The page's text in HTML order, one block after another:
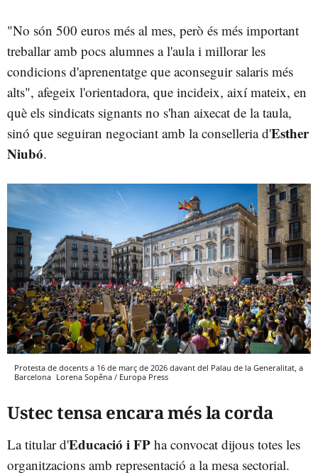
"No són 500 euros més al mes, però és més important
treballar amb pocs alumnes a l'aula i millorar les
condicions d'aprenentatge que aconseguir salaris més
alts", afegeix l'orientadora, que incideix, així mateix, en
què els sindicats signants no s'han aixecat de la taula,
sinó que seguiran negociant amb la conselleria d'Esther
Niubó.
Protesta de docents a 16 de març de 2026 davant del Palau de la Generalitat, a
Barcelona Lorena Sopêna / Europa Press
Ustec tensa encara més la corda
La titular d'Educació i FP ha convocat dijous totes les
organitzacions amb representació a la mesa sectorial.